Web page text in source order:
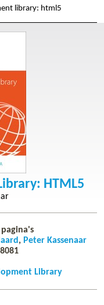
library: html5
HTML5
pagina's
Peter Kassenaar
Library